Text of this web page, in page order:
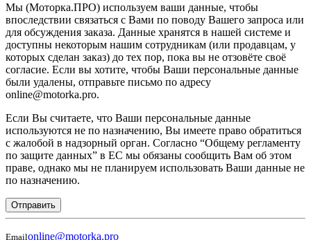
Мы (Моторка.ПРО) используем ваши данные, чтобы
впоследствии связаться с Вами по поводу Вашего запроса или
для обсуждения заказа. Данные хранятся в нашей системе и
доступны некоторым нашим сотрудникам (или продавцам, у
которых сделан заказ) до тех пор, пока вы не отзовёте своё
согласие. Если вы хотите, чтобы Ваши персональные данные
были удалены, отправьте письмо по адресу
online@motorka.pro.
Если Вы считаете, что Ваши персональные данные
используются не по назначению, Вы имеете право обратиться
с жалобой в надзорный орган. Согласно “Общему регламенту
по защите данных” в ЕС мы обязаны сообщить Вам об этом
праве, однако мы не планируем использовать Ваши данные не
по назначению.
Отправить
Emailonline@motorka.pro